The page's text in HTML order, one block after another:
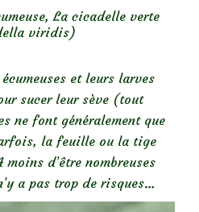
La cicadelle verte
viridis)
et leurs larves
sucer leur sève (tout
ne font généralement que
la feuille ou la tige
d’être nombreuses
a pas trop de risques…